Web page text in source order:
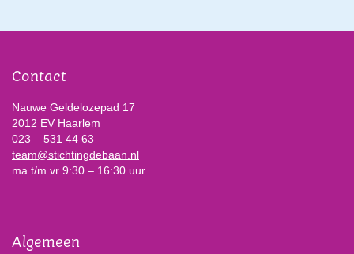
Contact
Nauwe Geldelozepad 17
2012 EV Haarlem
023 – 531 44 63
team@stichtingdebaan.nl
ma t/m vr 9:30 – 16:30 uur
Algemeen